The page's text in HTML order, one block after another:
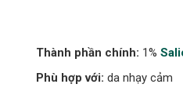
Thành phần chính: 1%
Phù hợp với: da nhạy cảm